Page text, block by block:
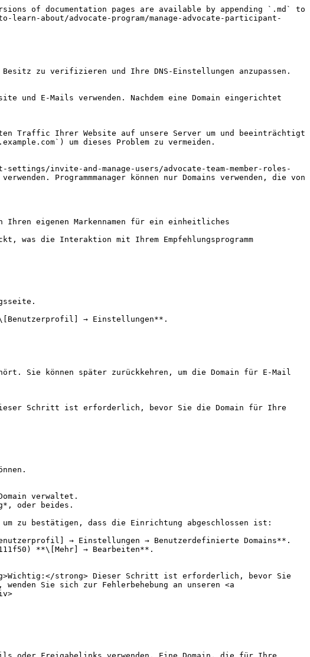
of documentation pages are available by appending `.md` to
about/advocate-program/manage-advocate-participant-
zu verifizieren und Ihre DNS-Einstellungen anzupassen.
und E-Mails verwenden. Nachdem eine Domain eingerichtet
Traffic Ihrer Website auf unsere Server um und beeinträchtigt
um dieses Problem zu vermeiden.
invite-and-manage-users/advocate-team-member-roles-
Programmmanager können nur Domains verwenden, die von
eigenen Markennamen für ein einheitliches
was die Interaktion mit Ihrem Empfehlungsprogramm
→ Einstellungen**.
Schritt ist erforderlich, bevor Sie die Domain für Ihre
oder beides.
zu bestätigen, dass die Einrichtung abgeschlossen ist:
Sie sich zur Fehlerbehebung an unseren <a